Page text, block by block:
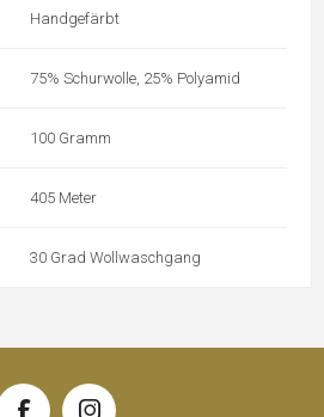
Handgefärbt
75% Schurwolle, 25% Polyamid
100 Gramm
405 Meter
30 Grad Wollwaschgang